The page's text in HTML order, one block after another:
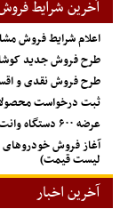
آخرین شرایط
اعلام شرایط فروش
طرح فروش جدید
طرح فروش نقدی و
ثبت درخواست
عرضه ۶۰۰ دستگاه وانت آریسان ۲ ایران‌خودرو در بورس کالا
لیست قیمت)
آخرین اخبار